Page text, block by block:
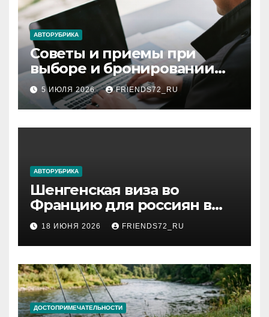
АВТОРУБРИКА
Советы и приемы при
выборе и бронировании
авиабилетов
5 ИЮЛЯ 2026 FRIENDS72_RU
АВТОРУБРИКА
Шенгенская виза во
Францию для россиян в
2026 году: сроки от 3 дней
и список необходимых
документов
18 ИЮНЯ 2026 FRIENDS72_RU
ДОСТОПРИМЕЧАТЕЛЬНОСТИ